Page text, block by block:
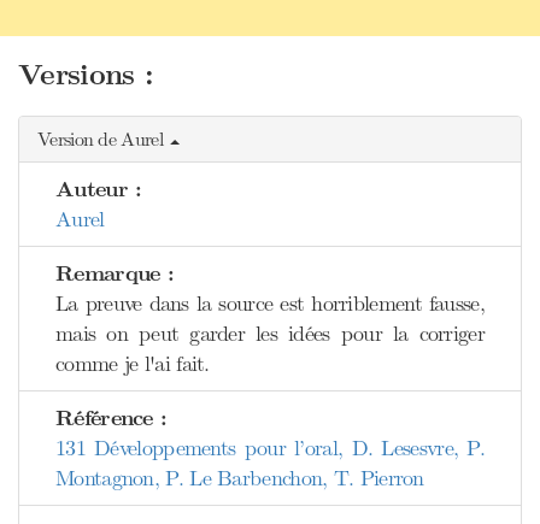
Versions :
Version de Aurel
Auteur :
Aurel
Remarque :
La preuve dans la source est horriblement fausse,
mais on peut garder les idées pour la corriger
comme je l'ai fait.
Référence :
131 Développements pour l’oral, D. Lesesvre, P.
Montagnon, P. Le Barbenchon, T. Pierron